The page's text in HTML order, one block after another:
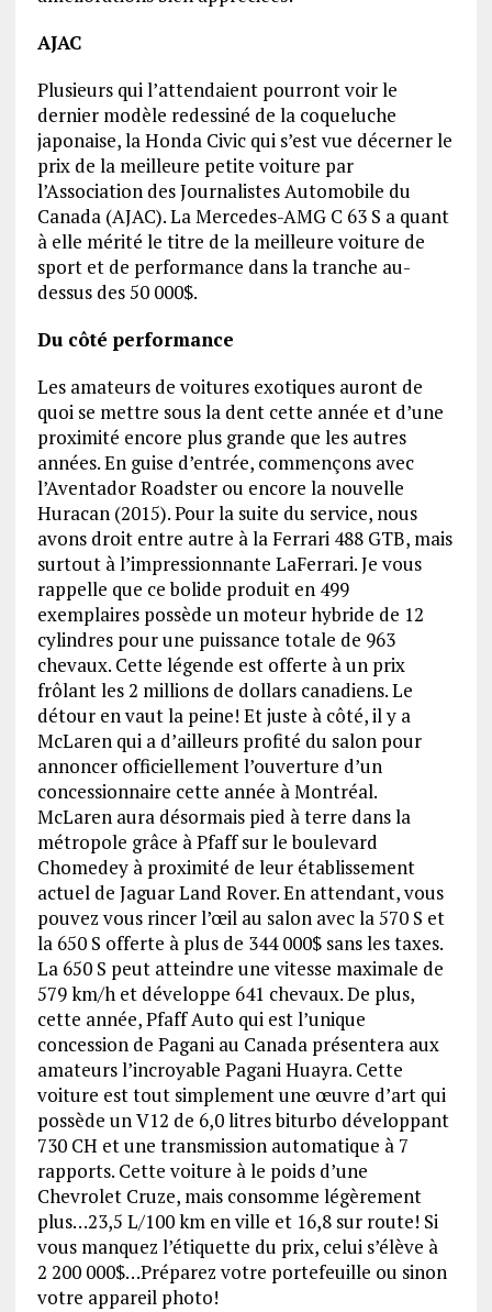
AJAC
Plusieurs qui l’attendaient pourront voir le
dernier modèle redessiné de la coqueluche
japonaise, la Honda Civic qui s’est vue décerner le
prix de la meilleure petite voiture par
l’Association des Journalistes Automobile du
Canada (AJAC). La Mercedes-AMG C 63 S a quant
à elle mérité le titre de la meilleure voiture de
sport et de performance dans la tranche au-
dessus des 50 000$.
Du côté performance
Les amateurs de voitures exotiques auront de
quoi se mettre sous la dent cette année et d’une
proximité encore plus grande que les autres
années. En guise d’entrée, commençons avec
l’Aventador Roadster ou encore la nouvelle
Huracan (2015). Pour la suite du service, nous
avons droit entre autre à la Ferrari 488 GTB, mais
surtout à l’impressionnante LaFerrari. Je vous
rappelle que ce bolide produit en 499
exemplaires possède un moteur hybride de 12
cylindres pour une puissance totale de 963
chevaux. Cette légende est offerte à un prix
frôlant les 2 millions de dollars canadiens. Le
détour en vaut la peine! Et juste à côté, il y a
McLaren qui a d’ailleurs profité du salon pour
annoncer officiellement l’ouverture d’un
concessionnaire cette année à Montréal.
McLaren aura désormais pied à terre dans la
métropole grâce à Pfaff sur le boulevard
Chomedey à proximité de leur établissement
actuel de Jaguar Land Rover. En attendant, vous
pouvez vous rincer l’œil au salon avec la 570 S et
la 650 S offerte à plus de 344 000$ sans les taxes.
La 650 S peut atteindre une vitesse maximale de
579 km/h et développe 641 chevaux. De plus,
cette année, Pfaff Auto qui est l’unique
concession de Pagani au Canada présentera aux
amateurs l’incroyable Pagani Huayra. Cette
voiture est tout simplement une œuvre d’art qui
possède un V12 de 6,0 litres biturbo développant
730 CH et une transmission automatique à 7
rapports. Cette voiture à le poids d’une
Chevrolet Cruze, mais consomme légèrement
plus…23,5 L/100 km en ville et 16,8 sur route! Si
vous manquez l’étiquette du prix, celui s’élève à
2 200 000$…Préparez votre portefeuille ou sinon
votre appareil photo!